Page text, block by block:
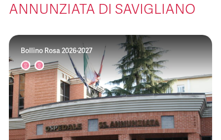
FAQ
CHI SIAMO
ANNUNZIATA DI SAVIGLIANO
Bollino Rosa 2026-2027